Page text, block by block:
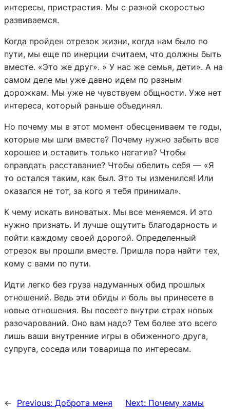
интересы, пристрастия. Мы с разной скоростью
развиваемся.
Когда пройден отрезок жизни, когда нам было по
пути, мы еще по инерции считаем, что должны быть
вместе. «Это же друг». » У нас же семья, дети». А на
самом деле мы уже давно идем по разным
дорожкам. Мы уже не чувствуем общности. Уже нет
интереса, который раньше объединял.
Но почему мы в этот момент обесцениваем те годы,
которые мы шли вместе? Почему нужно забыть все
хорошее и оставить только негатив? Чтобы
оправдать расставание? Чтобы обелить себя — «Я
то остался таким, как был. Это ты изменился! Или
оказался не тот, за кого я тебя принимал».
К чему искать виноватых. Мы все меняемся. И это
нужно признать. И лучше ощутить благодарность и
пойти каждому своей дорогой. Определенный
отрезок вы прошли вместе. Пришла пора найти тех,
кому с вами по пути.
Идти легко без груза надуманных обид прошлых
отношений. Ведь эти обиды и боль вы принесете в
новые отношения. Вы посеете внутри страх новых
разочарований. Оно вам надо? Тем более это всего
лишь ваши внутренние игры в обиженного друга,
супруга, соседа или товарища по интересам.
← Previous: Доброта меня
Next: Почему хамы